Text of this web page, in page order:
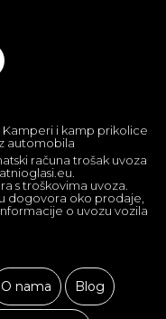
i kamp prikolice
automobila
računa trošak uvoza
s troškovima uvoza.
dogovora oko prodaje,
o uvozu vozila
O nama Blog